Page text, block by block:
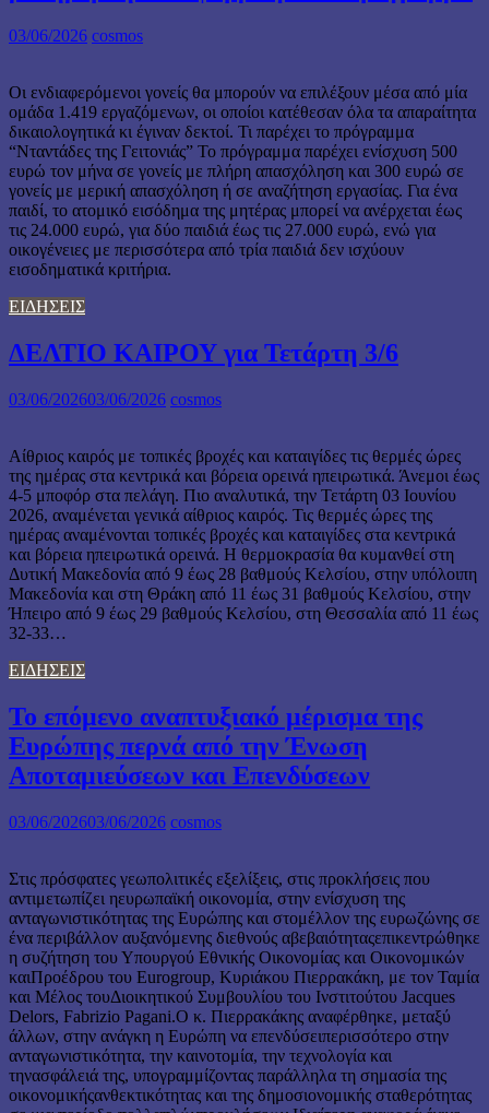
03/06/2026 cosmos
Οι ενδιαφερόμενοι γονείς θα μπορούν να επιλέξουν μέσα από μία
ομάδα 1.419 εργαζόμενων, οι οποίοι κατέθεσαν όλα τα απαραίτητα
δικαιολογητικά κι έγιναν δεκτοί. Τι παρέχει το πρόγραμμα
“Νταντάδες της Γειτονιάς” Το πρόγραμμα παρέχει ενίσχυση 500
ευρώ τον μήνα σε γονείς με πλήρη απασχόληση και 300 ευρώ σε
γονείς με μερική απασχόληση ή σε αναζήτηση εργασίας. Για ένα
παιδί, το ατομικό εισόδημα της μητέρας μπορεί να ανέρχεται έως
τις 24.000 ευρώ, για δύο παιδιά έως τις 27.000 ευρώ, ενώ για
οικογένειες με περισσότερα από τρία παιδιά δεν ισχύουν
εισοδηματικά κριτήρια.
ΕΙΔΗΣΕΙΣ
ΔΕΛΤΙΟ ΚΑΙΡΟΥ για Τετάρτη 3/6
03/06/202603/06/2026 cosmos
Αίθριος καιρός με τοπικές βροχές και καταιγίδες τις θερμές ώρες
της ημέρας στα κεντρικά και βόρεια ορεινά ηπειρωτικά. Άνεμοι έως
4-5 μποφόρ στα πελάγη. Πιο αναλυτικά, την Τετάρτη 03 Ιουνίου
2026, αναμένεται γενικά αίθριος καιρός. Τις θερμές ώρες της
ημέρας αναμένονται τοπικές βροχές και καταιγίδες στα κεντρικά
και βόρεια ηπειρωτικά ορεινά. Η θερμοκρασία θα κυμανθεί στη
Δυτική Μακεδονία από 9 έως 28 βαθμούς Κελσίου, στην υπόλοιπη
Μακεδονία και στη Θράκη από 11 έως 31 βαθμούς Κελσίου, στην
Ήπειρο από 9 έως 29 βαθμούς Κελσίου, στη Θεσσαλία από 11 έως
32-33…
ΕΙΔΗΣΕΙΣ
Το επόμενο αναπτυξιακό μέρισμα της
Ευρώπης περνά από την Ένωση
Αποταμιεύσεων και Επενδύσεων
03/06/202603/06/2026 cosmos
Στις πρόσφατες γεωπολιτικές εξελίξεις, στις προκλήσεις που
αντιμετωπίζει ηευρωπαϊκή οικονομία, στην ενίσχυση της
ανταγωνιστικότητας της Ευρώπης και στομέλλον της ευρωζώνης σε
ένα περιβάλλον αυξανόμενης διεθνούς αβεβαιότηταςεπικεντρώθηκε
η συζήτηση του Υπουργού Εθνικής Οικονομίας και Οικονομικών
καιΠροέδρου του Eurogroup, Κυριάκου Πιερρακάκη, με τον Ταμία
και Μέλος τουΔιοικητικού Συμβουλίου του Ινστιτούτου Jacques
Delors, Fabrizio Pagani.Ο κ. Πιερρακάκης αναφέρθηκε, μεταξύ
άλλων, στην ανάγκη η Ευρώπη να επενδύσειπερισσότερο στην
ανταγωνιστικότητα, την καινοτομία, την τεχνολογία και
τηνασφάλειά της, υπογραμμίζοντας παράλληλα τη σημασία της
οικονομικήςανθεκτικότητας και της δημοσιονομικής σταθερότητας